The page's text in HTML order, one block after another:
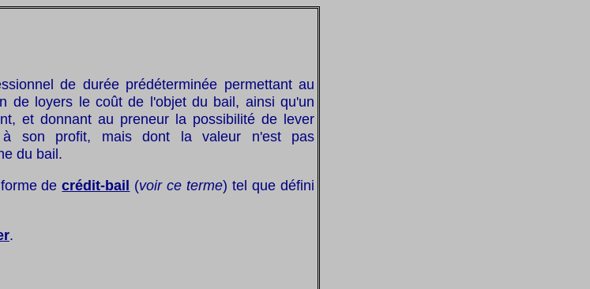
de durée prédéterminée permettant au
de loyers le coût de l'objet du bail, ainsi qu'un
et donnant au preneur la possibilité de lever
à son profit, mais dont la valeur n'est pas
du bail.
decrédit-bail (voir ce terme) tel que défini
.